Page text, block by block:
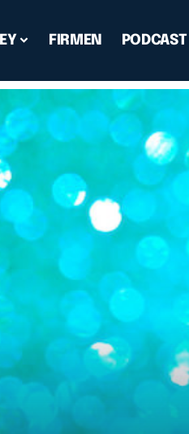
FIRMEN PODCAST